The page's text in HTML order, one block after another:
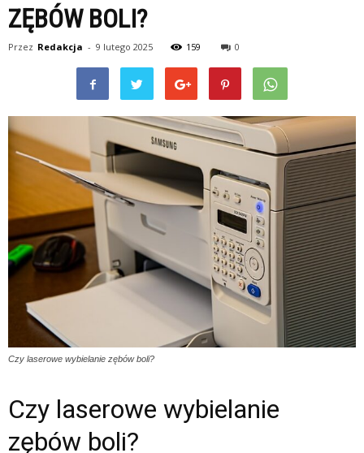
ZĘBÓW BOLI?
Przez Redakcja - 9 lutego 2025 159 0
Czy laserowe wybielanie zębów boli?
Czy laserowe wybielanie
zębów boli?